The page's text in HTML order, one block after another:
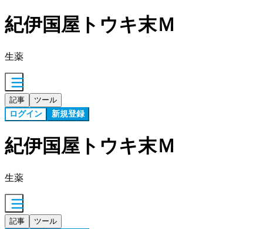
紀伊国屋トウキ末Ｍ
生薬
記事 ツール
ログイン 新規登録
紀伊国屋トウキ末Ｍ
生薬
記事 ツール